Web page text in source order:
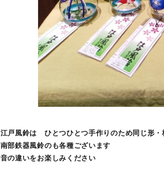
江戸風鈴は ひとつひとつ手作りのため同じ形・
南部鉄器風鈴のも各種ございます
音の違いをお楽しみください